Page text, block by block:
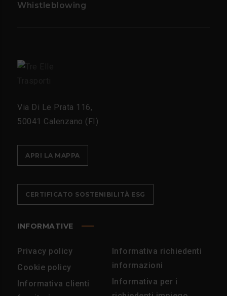
Whistleblowing
Via Di Le Prata 116,
50041 Calenzano (FI)
APRI LA MAPPA
CERTIFICATO SOSTENIBILITÀ ESG
INFORMATIVE
Privacy policy
Cookie policy
Informativa clienti
Informativa richiedenti
informazioni
Informativa per i